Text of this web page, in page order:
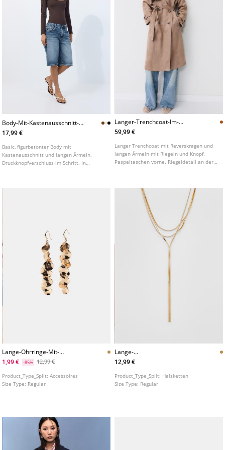
Body-Mit-Kastenausschnitt-
Und-Langen-Armeln
17,99 €
Basic, figurbetonter Body mit
Kastenausschnitt und langen Ärmeln.
Druckknopfverschluss im Schritt. In
Langer-Trenchcoat-Im-
Wildlederimitat
59,99 €
Langer Trenchcoat mit Reverskragen und
langen Ärmeln mit Riegeln und Knopf.
Paspeltaschen vorne. Riegeldetail an der
Lange-Ohrringe-Mit-
Minimunzen
1,99 € -85% 12,99 €
Product_Type_Split:Accessoires
Size Type: Regular
Lange-
Mehrfachkettenhalskette
12,99 €
Product_Type_Split: Halsketten
Size Type: Regular